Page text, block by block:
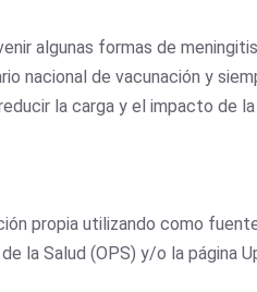
algunas formas de
nacional de vacunación y
la carga y el impacto de la
propia utilizando como
la Salud (OPS) y/o la página